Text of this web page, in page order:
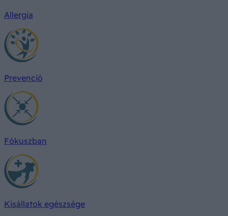
Allergia
Prevenció
Fókuszban
Kisállatok egészsége